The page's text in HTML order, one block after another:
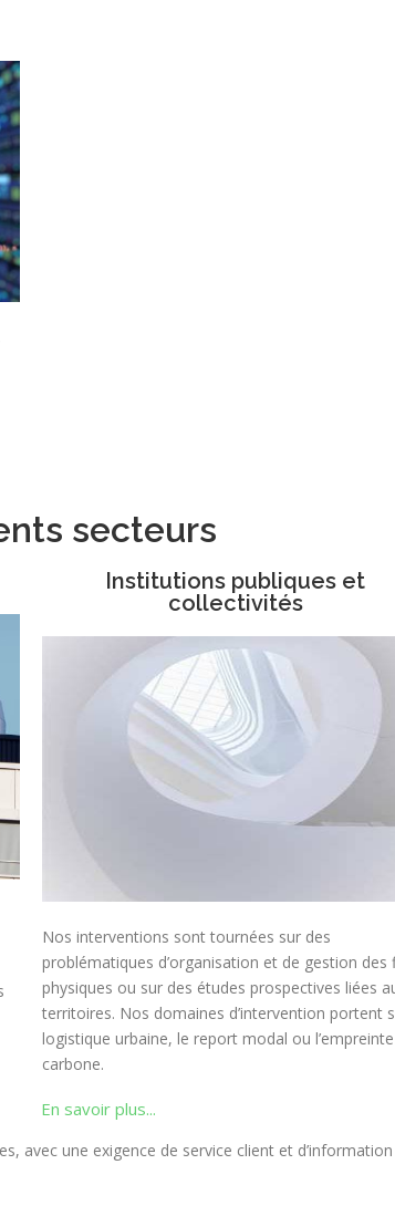
secteurs
Institutions publiques et
collectivités
Nos interventions sont tournées sur des
problématiques d’organisation et de gestion des
physiques ou sur des études prospectives liées
territoires. Nos domaines d’intervention portent
logistique urbaine, le report modal ou l’empreinte
carbone.
En savoir plus...
avec une exigence de service client et